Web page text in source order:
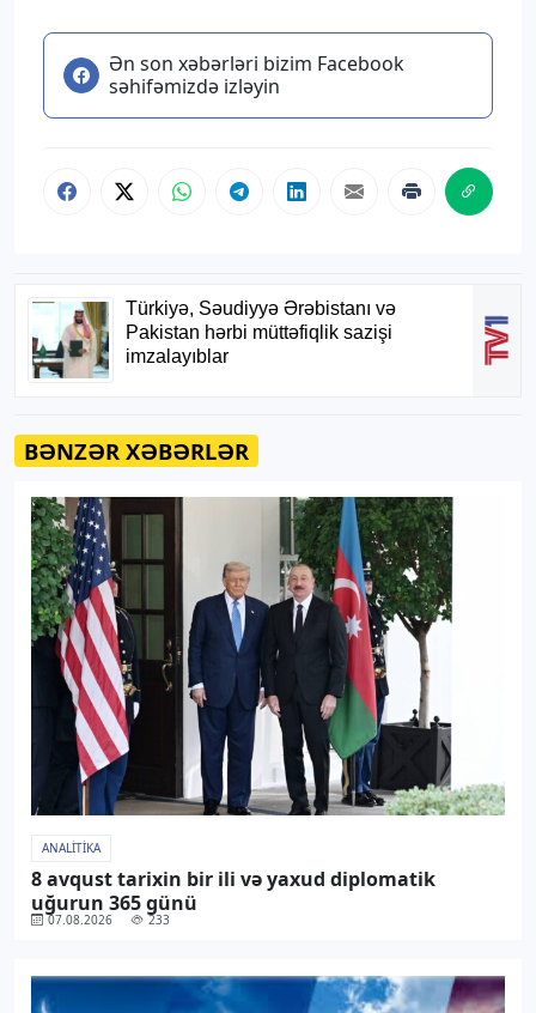
Ən son xəbərləri bizim Facebook
səhifəmizdə izləyin
BƏNZƏR XƏBƏRLƏR
ANALITIKA
8 avqust tarixin bir ili və yaxud diplomatik
uğurun 365 günü
07.08.2026 233